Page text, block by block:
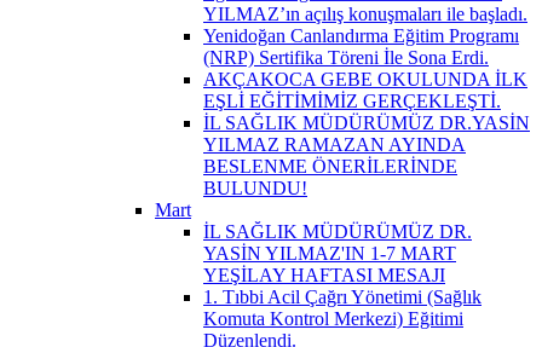
YILMAZ’ın açılış konuşmaları ile başladı.
Yenidoğan Canlandırma Eğitim Programı
(NRP) Sertifika Töreni İle Sona Erdi.
AKÇAKOCA GEBE OKULUNDA İLK
EŞLİ EĞİTİMİMİZ GERÇEKLEŞTİ.
İL SAĞLIK MÜDÜRÜMÜZ DR.YASİN
YILMAZ RAMAZAN AYINDA
BESLENME ÖNERİLERİNDE
BULUNDU!
Mart
İL SAĞLIK MÜDÜRÜMÜZ DR.
YASİN YILMAZ'IN 1-7 MART
YEŞİLAY HAFTASI MESAJI
1. Tıbbi Acil Çağrı Yönetimi (Sağlık
Komuta Kontrol Merkezi) Eğitimi
Düzenlendi.